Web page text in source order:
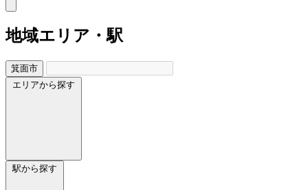
地域エリア・駅
箕面市
エリアから探す
駅から探す